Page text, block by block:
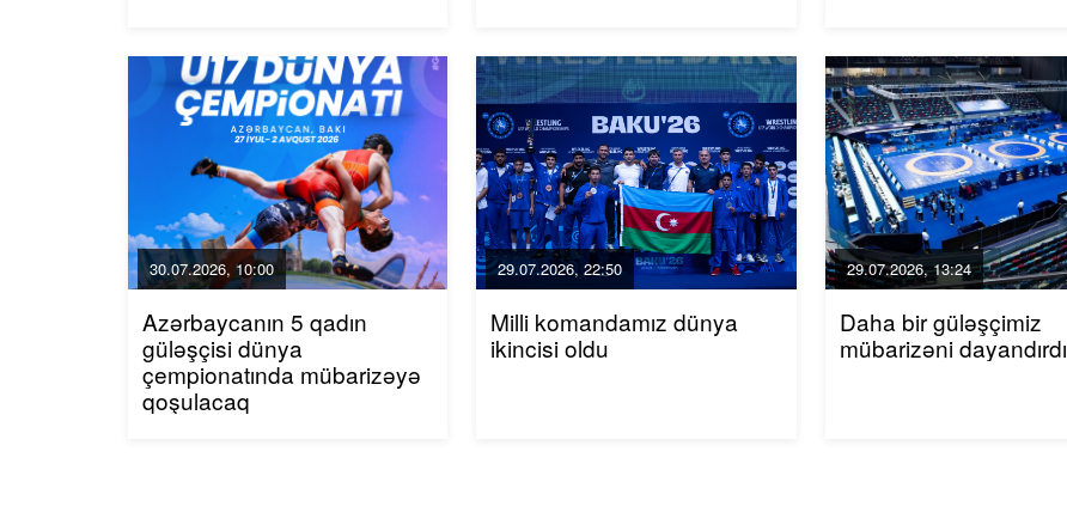
30.07.2026, 10:00
Azərbaycanın 5 qadın
güləşçisi dünya
çempionatında mübarizəyə
qoşulacaq
29.07.2026, 22:50
Milli komandamız dünya
ikincisi oldu
29.07.2026, 13:24
Daha bir güləşçimiz
mübarizəni dayandırdı